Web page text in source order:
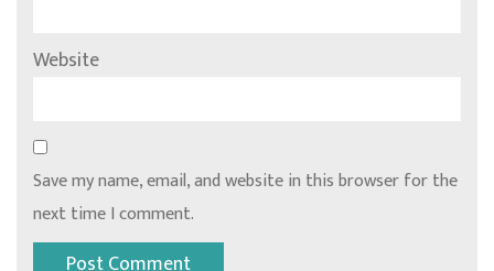
Website
Save my name, email, and website in this browser for the
next time I comment.